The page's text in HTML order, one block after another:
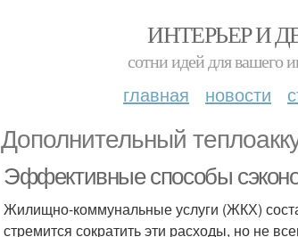
ИНТЕРЬЕР И
сотни идей для вашего
главная новости
Дополнительный
Эффективные способы
Жилищно-коммунальные услуги (ЖКХ)
стремится сократить эти расходы, но не